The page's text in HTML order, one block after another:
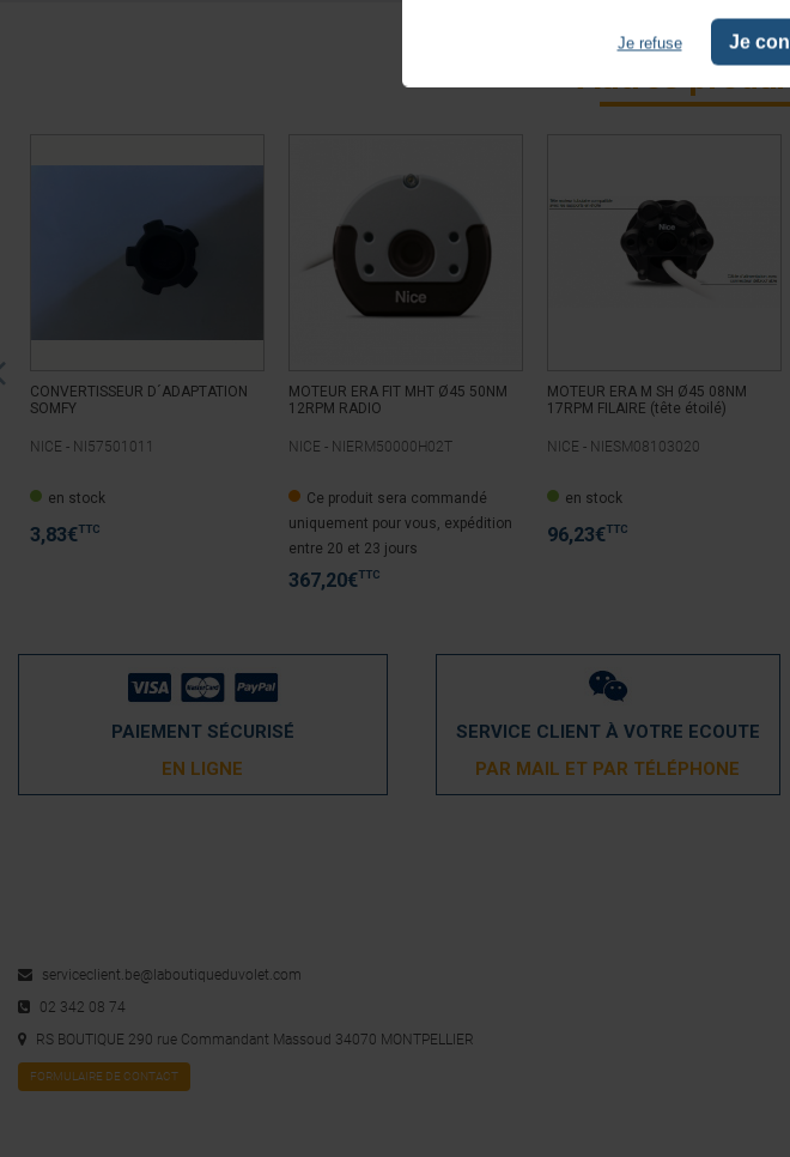
Autres
CONVERTISSEUR D´ADAPTATION
SOMFY
NICE - NI57501011
en stock
3,83€TTC
MOTEUR ERA FIT MHT Ø45 50NM
12RPM RADIO
NICE - NIERM50000H02T
Ce produit sera commandé
uniquement pour vous, expédition
entre 20 et 23 jours
367,20€TTC
MOTEUR ERA M SH Ø45 08NM
17RPM FILAIRE (tête étoilé)
NICE - NIESM08103020
en stock
96,23€TTC
PAIEMENT SÉCURISÉ
EN LIGNE
SERVICE CLIENT À VOTRE ECOUTE
PAR MAIL ET PAR TÉLÉPHONE
serviceclient.be@laboutiqueduvolet.com
02 342 08 74
RS BOUTIQUE 290 rue Commandant Massoud 34070 MONTPELLIER
FORMULAIRE DE CONTACT
Je refuse Je